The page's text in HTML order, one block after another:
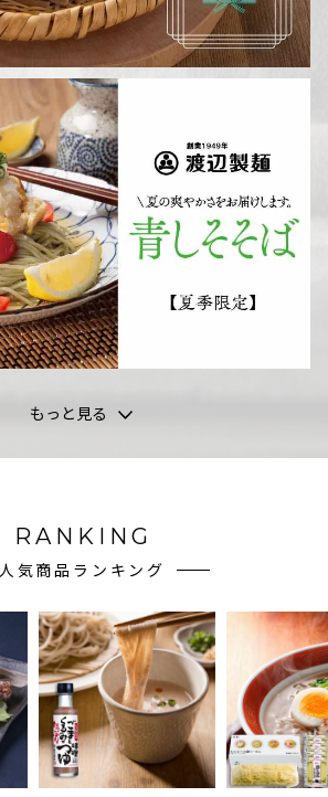
もっと見る
RANKING
人気商品ランキング